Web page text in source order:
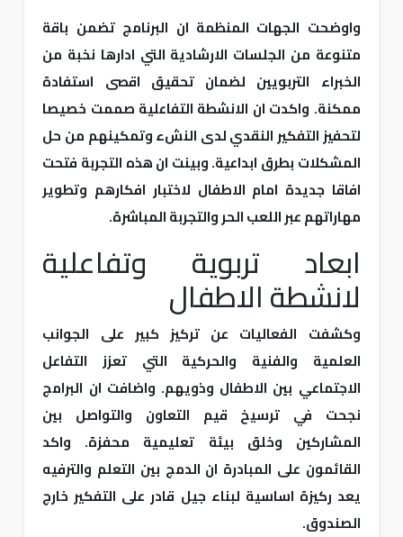
واوضحت الجهات المنظمة ان البرنامج تضمن باقة
متنوعة من الجلسات الارشادية التي ادارها نخبة من
الخبراء التربويين لضمان تحقيق اقصى استفادة
ممكنة. واكدت ان الانشطة التفاعلية صممت خصيصا
لتحفيز التفكير النقدي لدى النشء وتمكينهم من حل
المشكلات بطرق ابداعية. وبينت ان هذه التجربة فتحت
افاقا جديدة امام الاطفال لاختبار افكارهم وتطوير
مهاراتهم عبر اللعب الحر والتجربة المباشرة.
ابعاد تربوية وتفاعلية
لانشطة الاطفال
وكشفت الفعاليات عن تركيز كبير على الجوانب
العلمية والفنية والحركية التي تعزز التفاعل
الاجتماعي بين الاطفال وذويهم. واضافت ان البرامج
نجحت في ترسيخ قيم التعاون والتواصل بين
المشاركين وخلق بيئة تعليمية محفزة. واكد
القائمون على المبادرة ان الدمج بين التعلم والترفيه
يعد ركيزة اساسية لبناء جيل قادر على التفكير خارج
الصندوق.